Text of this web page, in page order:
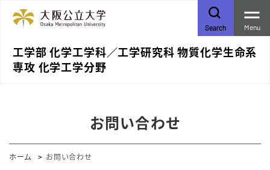
工学部 化学工学科／⼯学研究科 物質化学⽣命系
専攻 化学⼯学分野
Search Menu
お問い合わせ
ホーム お問い合わせ